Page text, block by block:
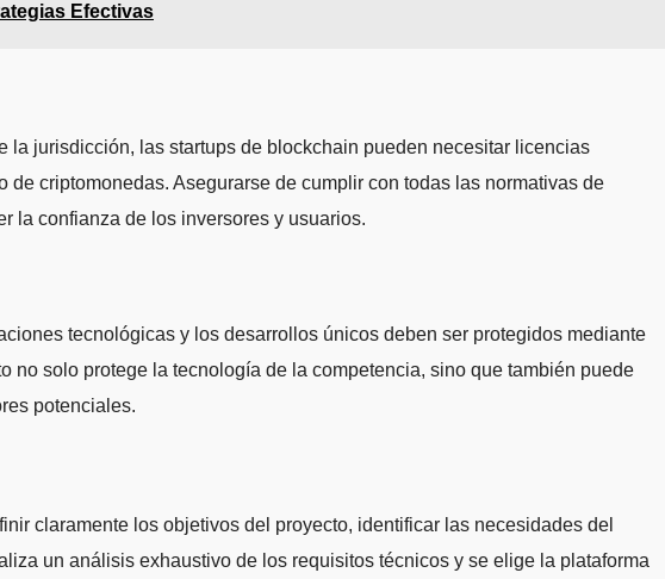
Efectivas
la jurisdicción, las startups de blockchain pueden necesitar licencias
criptomonedas. Asegurarse de cumplir con todas las normativas de
la confianza de los inversores y usuarios.
tecnológicas y los desarrollos únicos deben ser protegidos mediante
no solo protege la tecnología de la competencia, sino que también puede
potenciales.
claramente los objetivos del proyecto, identificar las necesidades del
un análisis exhaustivo de los requisitos técnicos y se elige la plataforma